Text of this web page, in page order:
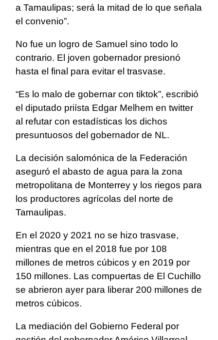
a Tamaulipas; será la mitad de lo que señala
el convenio”.
No fue un logro de Samuel sino todo lo
contrario. El joven gobernador presionó
hasta el final para evitar el trasvase.
“Es lo malo de gobernar con tiktok”, escribió
el diputado priísta Edgar Melhem en twitter
al refutar con estadísticas los dichos
presuntuosos del gobernador de NL.
La decisión salomónica de la Federación
aseguró el abasto de agua para la zona
metropolitana de Monterrey y los riegos para
los productores agrícolas del norte de
Tamaulipas.
En el 2020 y 2021 no se hizo trasvase,
mientras que en el 2018 fue por 108
millones de metros cúbicos y en 2019 por
150 millones. Las compuertas de El Cuchillo
se abrieron ayer para liberar 200 millones de
metros cúbicos.
La mediación del Gobierno Federal por